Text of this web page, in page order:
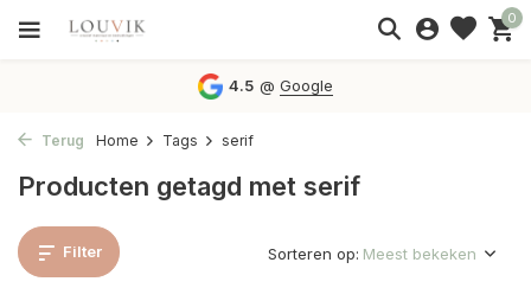
0
4.5 @Google
Terug Home Tags serif
Producten getagd met serif
Filter Sorteren op: